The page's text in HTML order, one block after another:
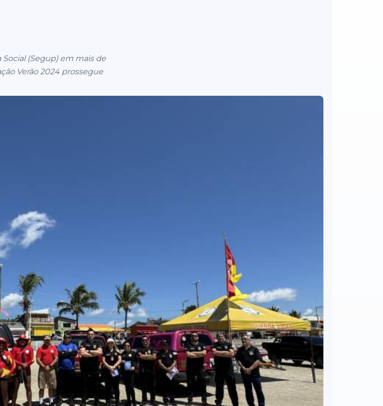
(Segup) em mais de
Verão 2024 prossegue